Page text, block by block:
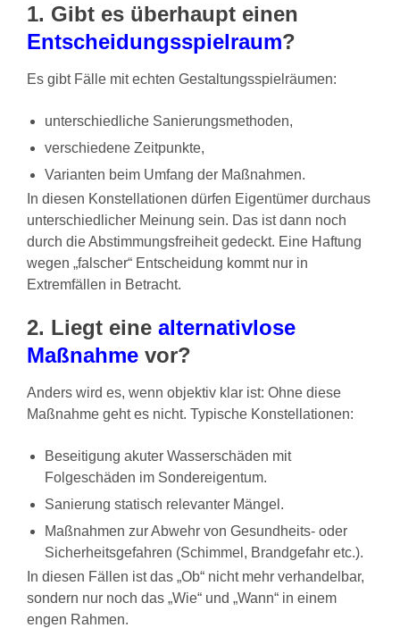
1. Gibt es überhaupt einen
Entscheidungsspielraum?
Es gibt Fälle mit echten Gestaltungsspielräumen:
unterschiedliche Sanierungsmethoden,
verschiedene Zeitpunkte,
Varianten beim Umfang der Maßnahmen.
In diesen Konstellationen dürfen Eigentümer durchaus
unterschiedlicher Meinung sein. Das ist dann noch
durch die Abstimmungsfreiheit gedeckt. Eine Haftung
wegen „falscher“ Entscheidung kommt nur in
Extremfällen in Betracht.
2. Liegt eine alternativlose
Maßnahme vor?
Anders wird es, wenn objektiv klar ist: Ohne diese
Maßnahme geht es nicht. Typische Konstellationen:
Beseitigung akuter Wasserschäden mit
Folgeschäden im Sondereigentum.
Sanierung statisch relevanter Mängel.
Maßnahmen zur Abwehr von Gesundheits- oder
Sicherheitsgefahren (Schimmel, Brandgefahr etc.).
In diesen Fällen ist das „Ob“ nicht mehr verhandelbar,
sondern nur noch das „Wie“ und „Wann“ in einem
engen Rahmen.